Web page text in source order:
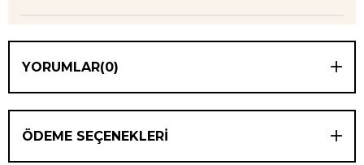
YORUMLAR(0)
ÖDEME SEÇENEKLERI